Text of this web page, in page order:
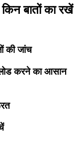
बातों का रखें
की जांच
करने का आसान